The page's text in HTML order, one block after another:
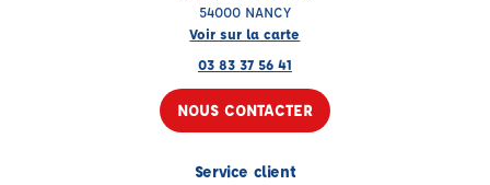
54000 NANCY
Voir sur la carte
03 83 37 56 41
NOUS CONTACTER
Service client